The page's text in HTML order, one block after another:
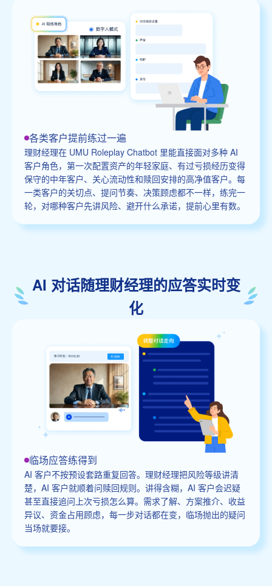
各类客户提前练过一遍
理财经理在 UMU Roleplay Chatbot 里能直接面对多种 AI
客户角色，第一次配置资产的年轻家庭、有过亏损经历变得
保守的中年客户、关心流动性和赎回安排的高净值客户。每
一类客户的关切点、提问节奏、决策顾虑都不一样，练完一
轮，对哪种客户先讲风险、避开什么承诺，提前心里有数。
AI 对话随理财经理的应答实时变
化
临场应答练得到
AI 客户不按预设套路重复回答。理财经理把风险等级讲清
楚，AI 客户就顺着问赎回规则。讲得含糊，AI 客户会迟疑
甚至直接追问上次亏损怎么算。需求了解、方案推介、收益
异议、资金占用顾虑，每一步对话都在变，临场抛出的疑问
当场就要接。